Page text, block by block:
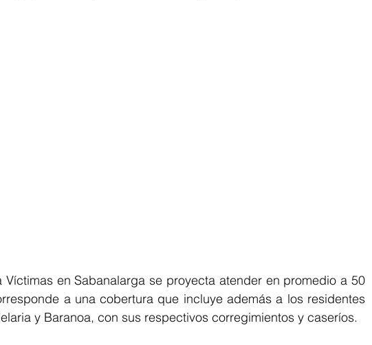
Víctimas en Sabanalarga se proyecta atender en promedio a 50
a una cobertura que incluye además a los residentes
y Baranoa, con sus respectivos corregimientos y caseríos.